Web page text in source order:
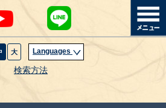
大 Languages
検索方法